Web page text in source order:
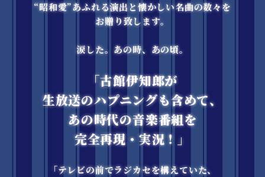
横浜公演 SS席 SOLD OUTしました。
大阪公演 SS席 SOLD OUTしました。
南野陽子さん、Bro.KORNさん動画コメントを公開しました。
“昭和愛”あふれる演出と懐かしい名曲の数々を
お贈り致します。
涙した。あの時、あの頃。
「古館伊知郎が
生放送のハプニングも含めて、
あの時代の音楽番組を
完全再現・実況！」
「テレビの前でラジカセを構えていた、